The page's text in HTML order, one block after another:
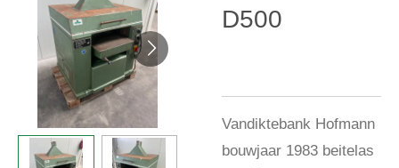
D500
Vandiktebank Hofmann
bouwjaar 1983 beitelas